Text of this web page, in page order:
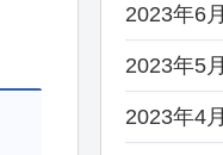
2023年6月
2023年5月
2023年4月